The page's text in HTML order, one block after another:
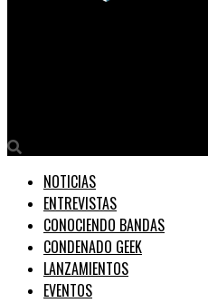
NOTICIAS
ENTREVISTAS
CONOCIENDO BANDAS
CONDENADO GEEK
LANZAMIENTOS
EVENTOS